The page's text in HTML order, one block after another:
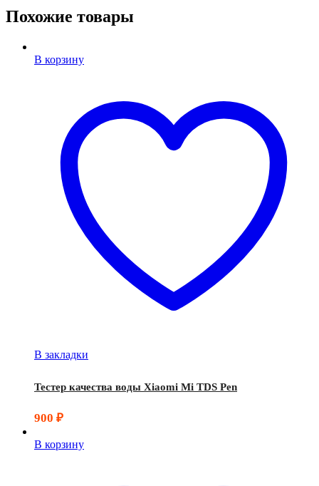
Похожие товары
В корзину
В закладки
Тестер качества воды Xiaomi Mi TDS Pen
900 ₽
В корзину